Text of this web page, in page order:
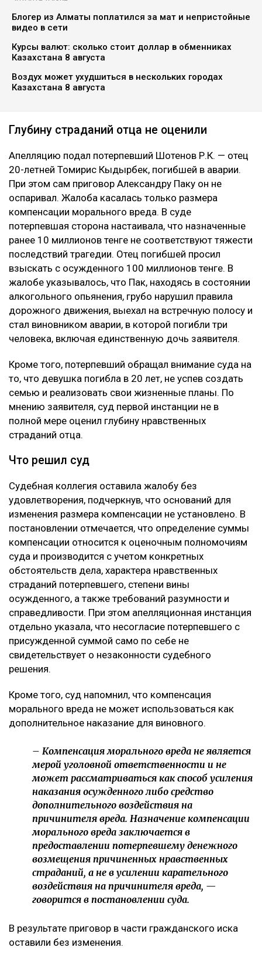
Блогер из Алматы поплатился за мат и непристойные
видео в сети
Курсы валют: сколько стоит доллар в обменниках
Казахстана 8 августа
Воздух может ухудшиться в нескольких городах
Казахстана 8 августа
Глубину страданий отца не оценили
Апелляцию подал потерпевший Шотенов Р.К. — отец
20-летней Томирис Кыдырбек, погибшей в аварии.
При этом сам приговор Александру Паку он не
оспаривал. Жалоба касалась только размера
компенсации морального вреда. В суде
потерпевшая сторона настаивала, что назначенные
ранее 10 миллионов тенге не соответствуют тяжести
последствий трагедии. Отец погибшей просил
взыскать с осужденного 100 миллионов тенге. В
жалобе указывалось, что Пак, находясь в состоянии
алкогольного опьянения, грубо нарушил правила
дорожного движения, выехал на встречную полосу и
стал виновником аварии, в которой погибли три
человека, включая единственную дочь заявителя.
Кроме того, потерпевший обращал внимание суда на
то, что девушка погибла в 20 лет, не успев создать
семью и реализовать свои жизненные планы. По
мнению заявителя, суд первой инстанции не в
полной мере оценил глубину нравственных
страданий отца.
Что решил суд
Судебная коллегия оставила жалобу без
удовлетворения, подчеркнув, что оснований для
изменения размера компенсации не установлено. В
постановлении отмечается, что определение суммы
компенсации относится к оценочным полномочиям
суда и производится с учетом конкретных
обстоятельств дела, характера нравственных
страданий потерпевшего, степени вины
осужденного, а также требований разумности и
справедливости. При этом апелляционная инстанция
отдельно указала, что несогласие потерпевшего с
присужденной суммой само по себе не
свидетельствует о незаконности судебного
решения.
Кроме того, суд напомнил, что компенсация
морального вреда не может использоваться как
дополнительное наказание для виновного.
– Компенсация морального вреда не является
мерой уголовной ответственности и не
может рассматриваться как способ усиления
наказания осужденного либо средство
дополнительного воздействия на
причинителя вреда. Назначение компенсации
морального вреда заключается в
предоставлении потерпевшему денежного
возмещения причиненных нравственных
страданий, а не в усилении карательного
воздействия на причинителя вреда, —
говорится в постановлении суда.
В результате приговор в части гражданского иска
оставили без изменения.